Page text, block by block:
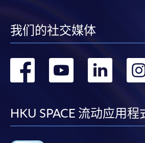
我们的社交媒体
转
facebook
转 转
HKU SPACE 流动应用程